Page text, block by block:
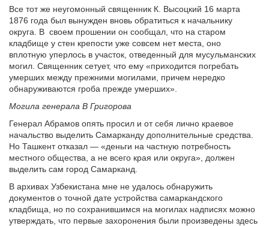
Все тот же неугомонный священник К. Высоцкий 16 марта
1876 года был вынужден вновь обратиться к начальнику
округа. В своем прошении он сообщал, что на старом
кладбище у стен крепости уже совсем нет места, оно
вплотную уперлось в участок, отведенный для мусульманских
могил. Священник сетует, что ему «приходится погребать
умерших между прежними могилами, причем нередко
обнаруживаются гроба прежде умерших».
Могила генерала В Григорова
Генерал Абрамов опять просил и от себя лично краевое
начальство выделить Самарканду дополнительные средства.
Но Ташкент отказал — «деньги на частную потребность
местного общества, а не всего края или округа», должен
выделить сам город Самарканд.
В архивах Узбекистана мне не удалось обнаружить
документов о точной дате устройства самаркандского
кладбища, но по сохранившимся на могилах надписях можно
утверждать, что первые захоронения были произведены здесь